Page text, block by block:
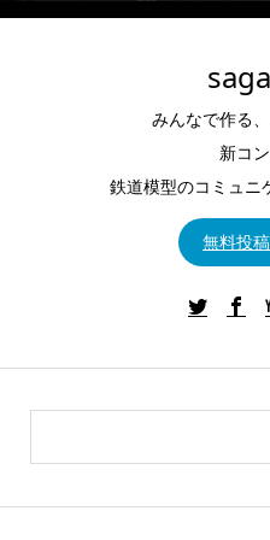
みんなで作る
新コ
鉄道模型のコミュニ
無料投